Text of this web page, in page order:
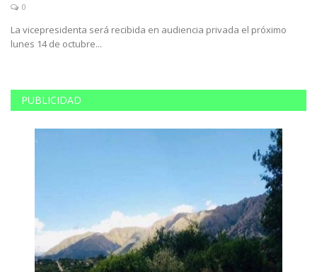
0
La vicepresidenta será recibida en audiencia privada el próximo
lunes 14 de octubre...
PUBLICIDAD